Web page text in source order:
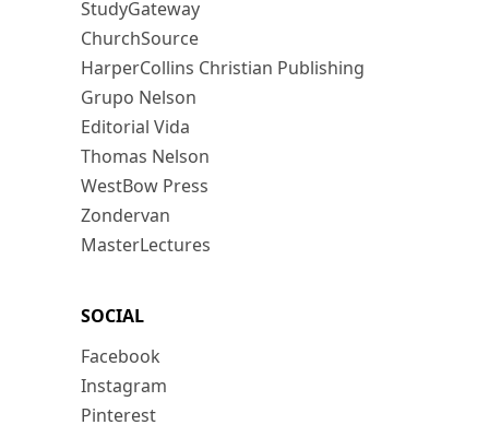
StudyGateway
ChurchSource
HarperCollins Christian Publishing
Grupo Nelson
Editorial Vida
Thomas Nelson
WestBow Press
Zondervan
MasterLectures
SOCIAL
Facebook
Instagram
Pinterest